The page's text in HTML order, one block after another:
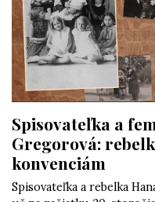
Spisovateľka a
Gregorová:
konvenciám
Spisovateľka a rebelka